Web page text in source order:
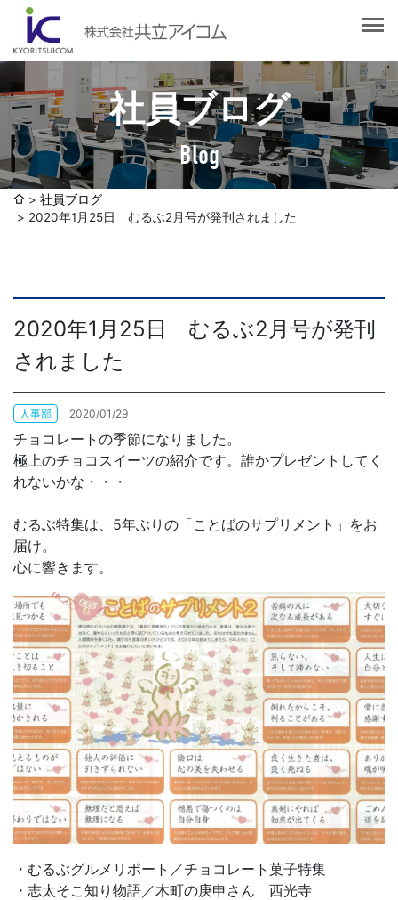
社員ブログ
Blog
会社概要
社長挨拶
企業理念
沿革
認証取得
選ばれる理由
サービス紹介
Web制作・ホームページ制作
発送代行・全国流通（ロジスティクス）
デジタルコンテンツ制作・撮影・その他
社員ブログ
お問合せ
社員ブログ
2020年1月25日 むるぶ2月号が発刊されました
2020年1月25日 むるぶ2月号が発刊
されました
人事部 2020/01/29
チョコレートの季節になりました。
極上のチョコスイーツの紹介です。誰かプレゼントしてく
れないかな・・・
むるぶ特集は、5年ぶりの「ことばのサプリメント」をお
届け。
心に響きます。
・むるぶグルメリポート／チョコレート菓子特集
・志太そこ知り物語／木町の庚申さん 西光寺